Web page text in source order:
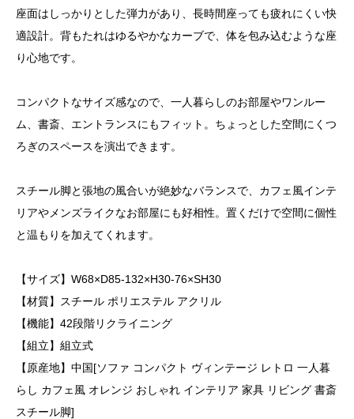
座面はしっかりとした弾力があり、長時間座っても疲れにくい快
適設計。背もたれはゆるやかなカーブで、体を包み込むような座
り心地です。
コンパクトなサイズ感なので、一人暮らしのお部屋やワンルー
ム、書斎、エントランスにもフィット。ちょっとした空間にくつ
ろぎのスペースを演出できます。
スチール脚と張地の風合いが絶妙なバランスで、カフェ風インテ
リアやメンズライクなお部屋にも好相性。置くだけで空間に個性
と温もりを加えてくれます。
【サイズ】W68×D85-132×H30-76×SH30
【材質】スチール ポリエステル アクリル
【機能】42段階リクライニング
【組立】組立式
【原産地】中国[ソファ コンパクト ヴィンテージ レトロ 一人暮
らし カフェ風 オレンジ おしゃれ インテリア 家具 リビング 書斎
スチール脚]